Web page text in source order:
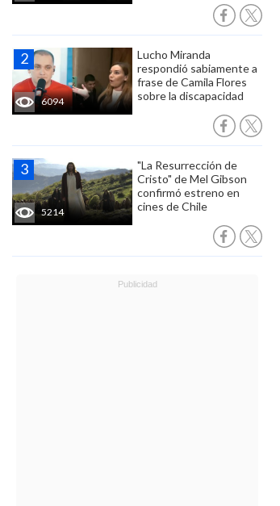
6094
Lucho Miranda
respondió sabiamente a
frase de Camila Flores
sobre la discapacidad
5214
"La Resurrección de
Cristo" de Mel Gibson
confirmó estreno en
cines de Chile